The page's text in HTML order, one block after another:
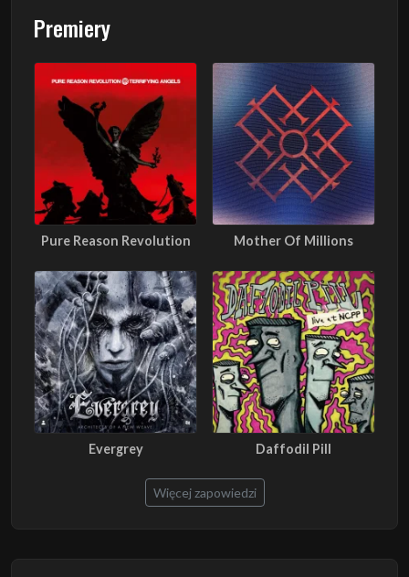
Premiery
Pure Reason Revolution Mother Of Millions
Evergrey Daffodil Pill
Więcej zapowiedzi